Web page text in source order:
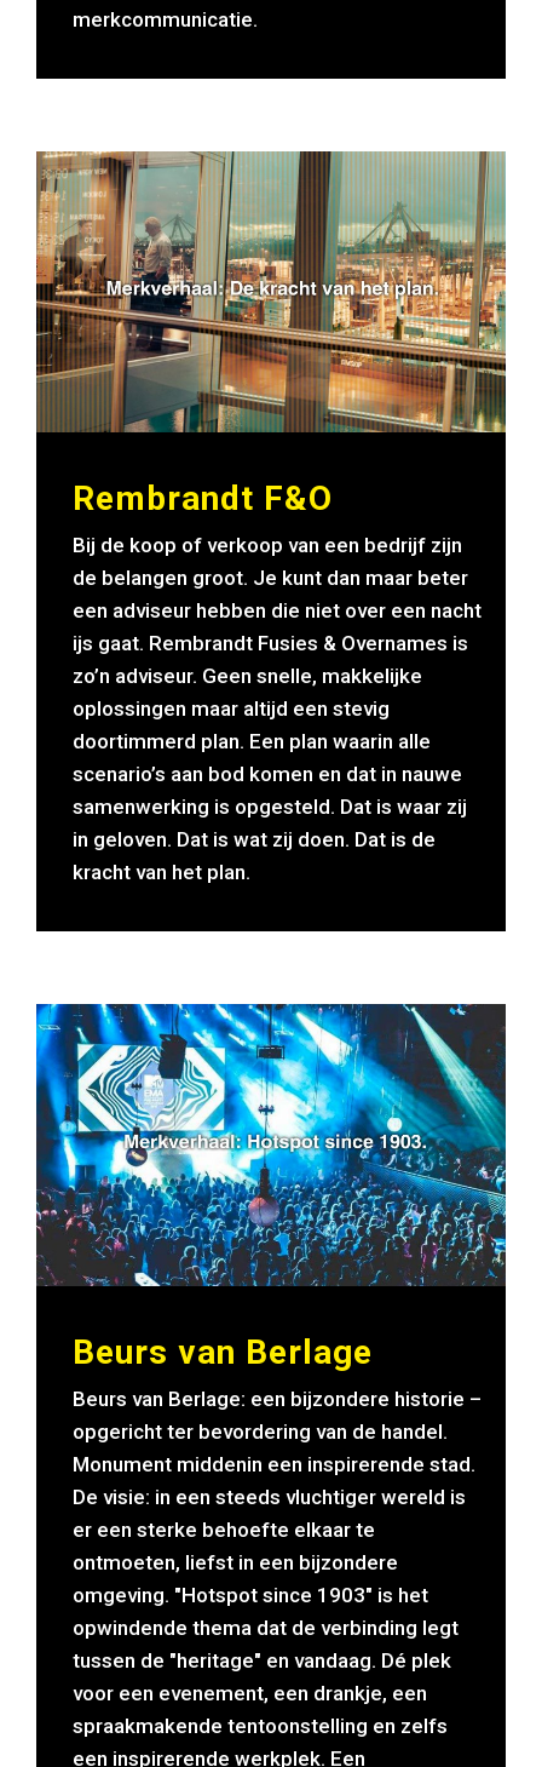
merkcommunicatie.
Rembrandt F&O
Bij de koop of verkoop van een bedrijf zijn
de belangen groot. Je kunt dan maar beter
een adviseur hebben die niet over een nacht
ijs gaat. Rembrandt Fusies & Overnames is
zo’n adviseur. Geen snelle, makkelijke
oplossingen maar altijd een stevig
doortimmerd plan. Een plan waarin alle
scenario’s aan bod komen en dat in nauwe
samenwerking is opgesteld. Dat is waar zij
in geloven. Dat is wat zij doen. Dat is de
kracht van het plan.
Beurs van Berlage
Beurs van Berlage: een bijzondere historie –
opgericht ter bevordering van de handel.
Monument middenin een inspirerende stad.
De visie: in een steeds vluchtiger wereld is
er een sterke behoefte elkaar te
ontmoeten, liefst in een bijzondere
omgeving. "Hotspot since 1903" is het
opwindende thema dat de verbinding legt
tussen de "heritage" en vandaag. Dé plek
voor een evenement, een drankje, een
spraakmakende tentoonstelling en zelfs
een inspirerende werkplek. Een